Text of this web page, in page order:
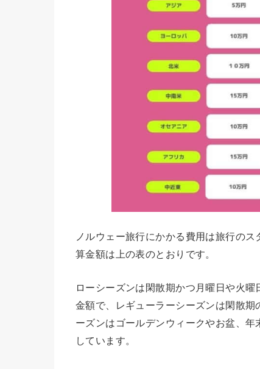
ノルウェー旅行にかかる費用は旅行の
算金額は上の表のとおりです。
ローシーズンは閑散期かつ月曜日や火
金額で、レギューラーシーズンは閑散
ーズンはゴールデンウィークやお盆、
しています。